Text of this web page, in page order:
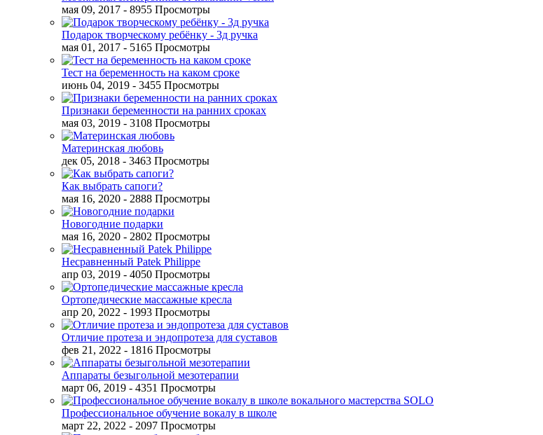
мая 09, 2017 - 8955 Просмотры
Подарок творческому ребёнку - 3д ручка
мая 01, 2017 - 5165 Просмотры
Тест на беременность на каком сроке
июнь 04, 2019 - 3455 Просмотры
Признаки беременности на ранних сроках
мая 03, 2019 - 3108 Просмотры
Материнская любовь
дек 05, 2018 - 3463 Просмотры
Как выбрать сапоги?
мая 16, 2020 - 2888 Просмотры
Новогодние подарки
мая 16, 2020 - 2802 Просмотры
Несравненный Patek Philippe
апр 03, 2019 - 4050 Просмотры
Ортопедические массажные кресла
апр 20, 2022 - 1993 Просмотры
Отличие протеза и эндопротеза для суставов
фев 21, 2022 - 1816 Просмотры
Аппараты безыгольной мезотерапии
март 06, 2019 - 4351 Просмотры
Профессиональное обучение вокалу в школе
март 22, 2022 - 2097 Просмотры